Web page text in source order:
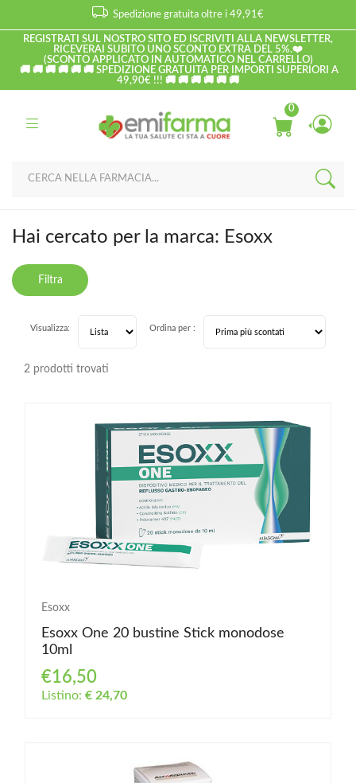
Spedizione gratuita oltre i 49,91€
REGISTRATI SUL NOSTRO SITO ED ISCRIVITI ALLA NEWSLETTER,
RICEVERAI SUBITO UNO SCONTO EXTRA DEL 5%.❤️
(SCONTO APPLICATO IN AUTOMATICO NEL CARRELLO)
🚚 🚚 🚚 🚚 🚚 🚚 SPEDIZIONE GRATUITA PER IMPORTI SUPERIORI A
49,90€ !!! 🚚 🚚 🚚 🚚 🚚 🚚
0
Home Marche parafarmaci
Hai cercato per la marca: Esoxx
Filtra
2 prodotti trovati
Visualizza: Ordina per :
Esoxx
Esoxx One 20 bustine Stick monodose
10ml
€16,50
Listino: € 24,70